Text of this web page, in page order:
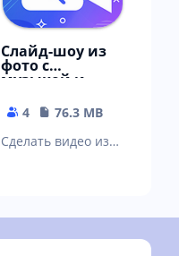
Слайд-шоу из
фото с
музыкой и
4
76.3 MB
Сделать видео из